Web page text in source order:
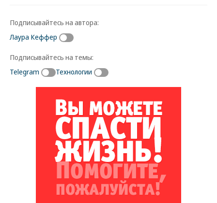
Подписывайтесь на автора:
Лаура Кеффер
Подписывайтесь на темы:
Telegram
Технологии